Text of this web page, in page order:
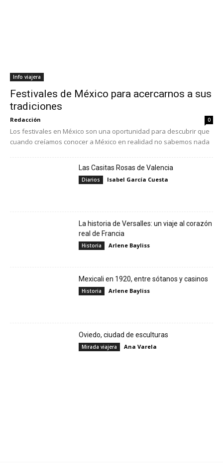
Info viajera
Festivales de México para acercarnos a sus
tradiciones
Redacción 0
Los festivales en México son una oportunidad para descubrir que
cuando creíamos conocer a México en realidad no sabemos nada
Las Casitas Rosas de Valencia
Diarios Isabel García Cuesta
La historia de Versalles: un viaje al corazón
real de Francia
Historia Arlene Bayliss
Mexicali en 1920, entre sótanos y casinos
Historia Arlene Bayliss
Oviedo, ciudad de esculturas
Mirada viajera Ana Varela